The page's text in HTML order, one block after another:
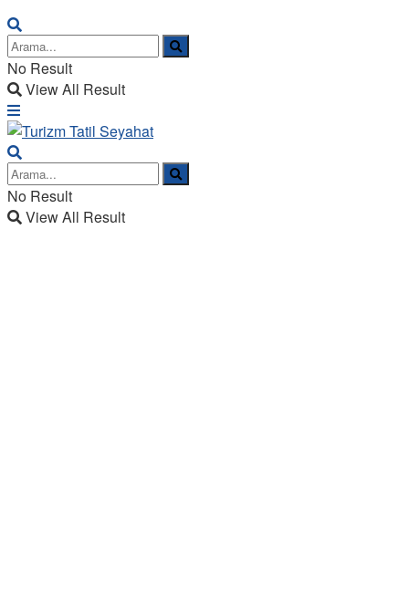
No Result
View All Result
No Result
View All Result